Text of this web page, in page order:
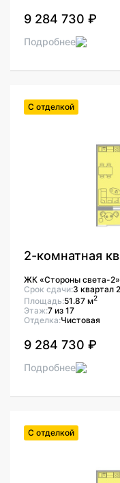
9 284 730 ₽
Подробнее
С отделкой
2-комнатная
ЖК «Стороны света-
Срок сдачи:3 квартал
Площадь:51.87 м2
Этаж:7 из 17
Отделка:Чистовая
9 284 730 ₽
Подробнее
С отделкой